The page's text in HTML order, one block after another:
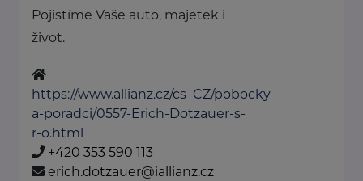
Pojistíme Vaše auto, majetek i
život.
https://www.allianz.cz/cs_CZ/pobocky-
a-poradci/0557-Erich-Dotzauer-s-
r-o.html
+420 353 590 113
erich.dotzauer@iallianz.cz